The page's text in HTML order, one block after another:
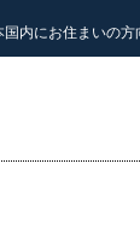
国内にお住まいの方